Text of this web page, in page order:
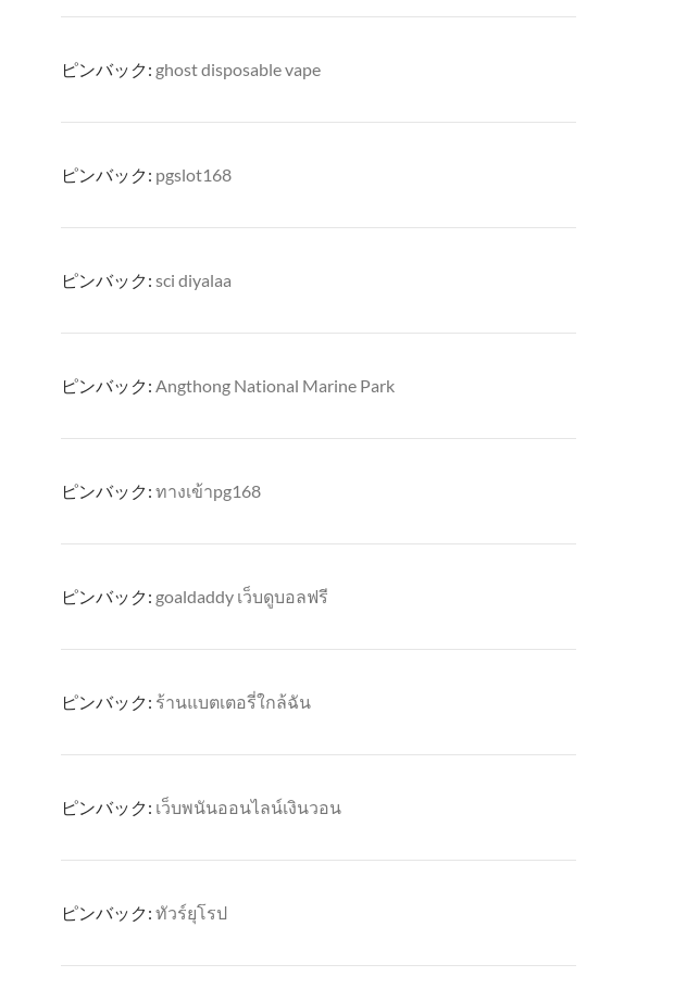
ピンバック: ghost disposable vape
ピンバック: pgslot168
ピンバック: sci diyalaa
ピンバック: Angthong National Marine Park
ピンバック: ทางเข้าpg168
ピンバック: goaldaddy เว็บดูบอลฟรี
ピンバック: ร้านแบตเตอรี่ใกล้ฉัน
ピンバック: เว็บพนันออนไลน์เงินวอน
ピンバック: ทัวร์ยุโรป